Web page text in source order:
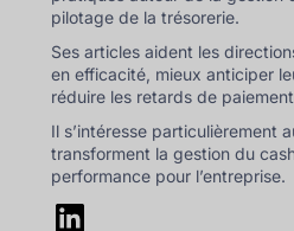
pilotage de la trésorerie.
Ses articles aident les
en efficacité, mieux anticiper
réduire les retards de
Il s’intéresse particulièrement
transforment la gestion du
performance pour l’entreprise.